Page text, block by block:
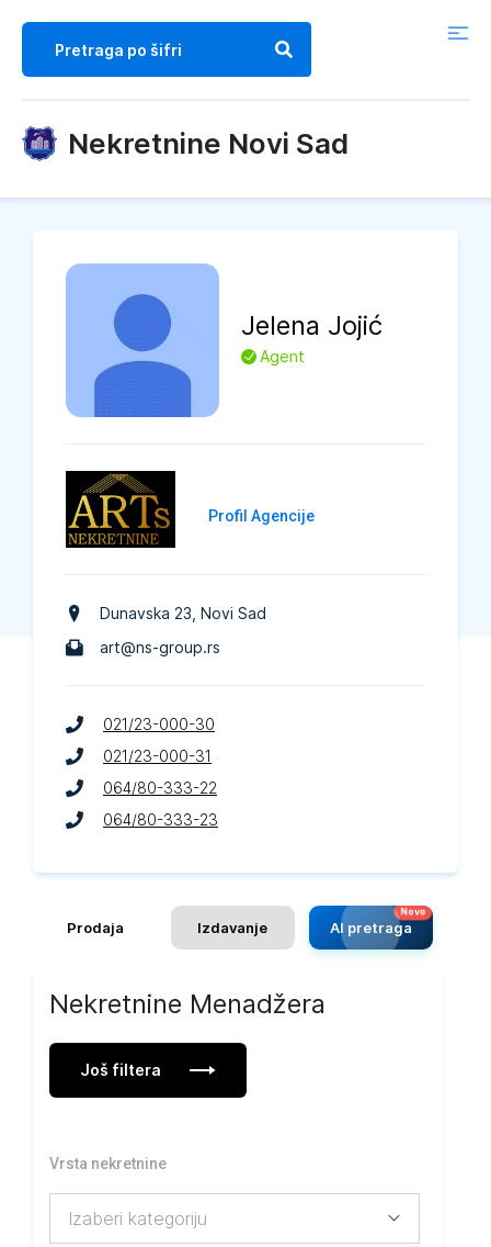
Nekretnine Novi Sad
Jelena Jojić
L Agent
Profil Agencije
Dunavska 23 , Novi Sad
art@ns-group.rs
021/23-000-30
021/23-000-31
064/80-333-22
064/80-333-23
Prodaja Izdavanje AI pretraga
Nekretnine Menadžera
Još filtera
Vrsta nekretnine